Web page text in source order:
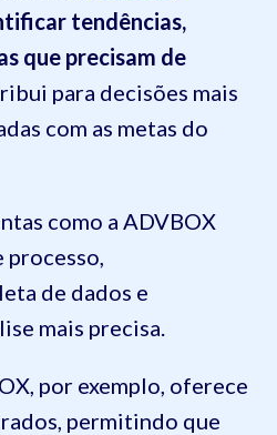
tendências,
que precisam de
para decisões mais
com as metas do
como a ADVBOX
de dados e
mais precisa.
por exemplo, oferece
permitindo que